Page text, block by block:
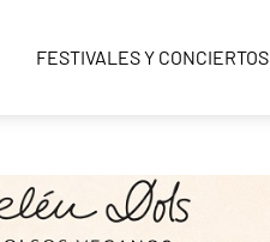
FESTIVALES Y CONCIERTOS